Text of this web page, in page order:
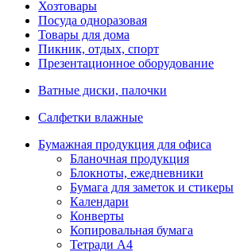
Хозтовары
Посуда одноразовая
Товары для дома
Пикник, отдых, спорт
Презентационное оборудование
Ватные диски, палочки
Салфетки влажные
Бумажная продукция для офиса
Бланочная продукция
Блокноты, ежедневники
Бумага для заметок и стикеры
Календари
Конверты
Копировальная бумага
Тетради А4